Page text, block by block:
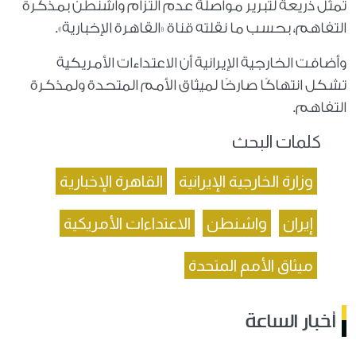
تمثل ذريعة لتبرير مواصلة عدم التزام واشنطن بمذكرة
التفاهم، بحسب ما نقلته قناة «القاهرة الإخبارية».
وأضافت الخارجية الإيرانية أن الاعتداءات الأمريكية
تشكل انتهاكًا صارخًا لميثاق الأمم المتحدة ولمذكرة
التفاهم.
كلمات البحث
وزارة الخارجية الإيرانية القاهرة الإخبارية
إيران واشنطن الاعتداءات الأمريكية
ميثاق الأمم المتحدة
أخبار الساعة